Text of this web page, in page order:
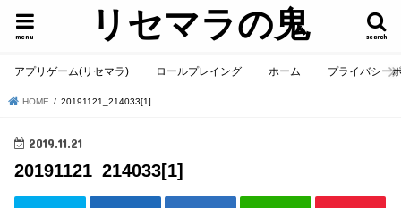
リセマラの鬼 search
menu
アプリゲーム(リセマラ) ロールプレイング ホーム プライバシー
HOME 20191121_214033[1]
2019.11.21
20191121_214033[1]